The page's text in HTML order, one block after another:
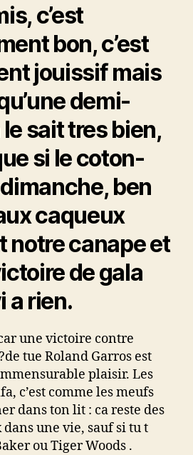
c’est
bon, c’est
jouissif mais
demi-
sait tres bien,
si le coton-
ben
caqueux
notre canape et
de gala
a rien.
une victoire contre
tue Roland Garros est
plaisir. Les
c’est comme les meufs
dans ton lit : ca reste des
une vie, sauf si tu t
ou Tiger Woods .